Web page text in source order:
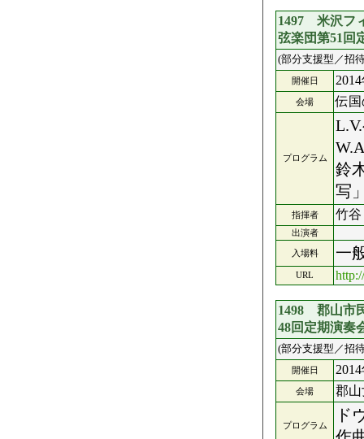
1497 米沢フ
弦楽団第51回
(部分支援型／招
開催日
会場 伝
プログラム
鈴
写
指揮者 竹
出演者
入場料 一
URL
1498 郡山市
48回定期演奏
(部分支援型／招
開催日
会場 郡
プログラム
ド